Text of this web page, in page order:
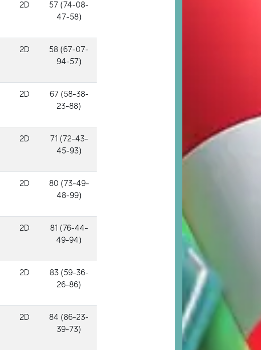
2D
57 (74-08-
47-58)
2D
58 (67-07-
94-57)
2D
67 (58-38-
23-88)
2D
71 (72-43-
45-93)
2D
80 (73-49-
48-99)
2D
81 (76-44-
49-94)
2D
83 (59-36-
26-86)
2D
84 (86-23-
39-73)